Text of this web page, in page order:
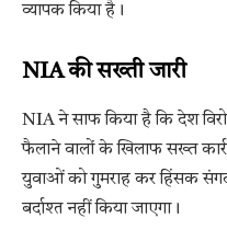
व्यापक किया है।
NIA की सख्ती जारी
NIA ने साफ किया है कि देश
फैलाने वालों के खिलाफ सख्त
युवाओं को गुमराह कर हिंसक
बर्दाश्त नहीं किया जाएगा।